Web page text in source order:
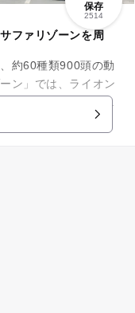
保存
2514
ファリゾーンを周
約60種類900頭の動
ン」では、ライオン
イカーや園内バスに